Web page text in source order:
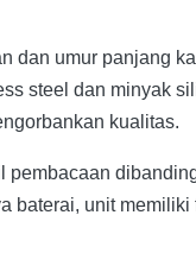
dan umur panjang
steel dan minyak
kualitas.
pembacaan
baterai, unit memiliki